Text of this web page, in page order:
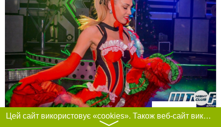
Фільтри
Цей сайт використовує «cookies». Також веб-сайт використовує інтернет-сервіс для збору технічних даних стосовно відвідувачів з метою отримання маркетингової та статистичної інформації. Умови обробки даних відвідувачів сайту див.
〉